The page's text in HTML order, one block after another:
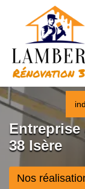
Entreprise
38 Isère
Nos